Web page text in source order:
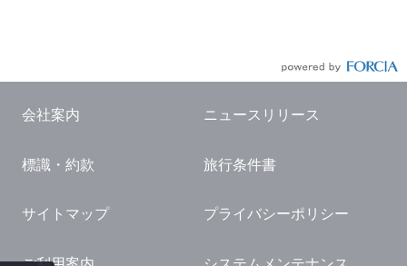
国内観光ガイド
旅行・観光情報
会社案内 ニュースリリース
標識・約款 旅行条件書
サイトマップ プライバシーポリシー